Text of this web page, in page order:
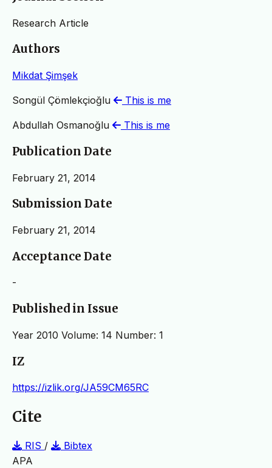
Research Article
Authors
Mikdat Şimşek
Songül Çömlekçioğlu This is me
Abdullah Osmanoğlu This is me
Publication Date
February 21, 2014
Submission Date
February 21, 2014
Acceptance Date
-
Published in Issue
Year 2010 Volume: 14 Number: 1
IZ
https://izlik.org/JA59CM65RC
Cite
RIS /
Bibtex
APA